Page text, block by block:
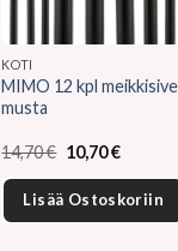
KOTI
MIMO 12 kpl
musta
14,70€ Alkuperäinen
hinta
oli:
14,70 €.
10,70€Nykyinen
on:
10,70 €.
Lisää Ostoskoriin